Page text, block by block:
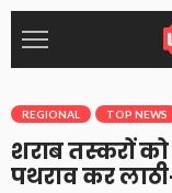
REGIONAL TOP NEWS
शराब तस्करों
पथराव कर